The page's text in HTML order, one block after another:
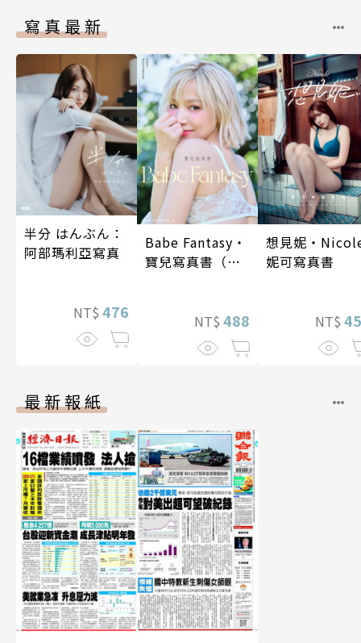
寫真最新
半分 はんぶん：
阿部瑪利亞寫真
NT$ 476
Babe Fantasy‧
寶兒寫真書（加
NT$ 488
想見妮
妮可寫真書
NT$
最新報紙